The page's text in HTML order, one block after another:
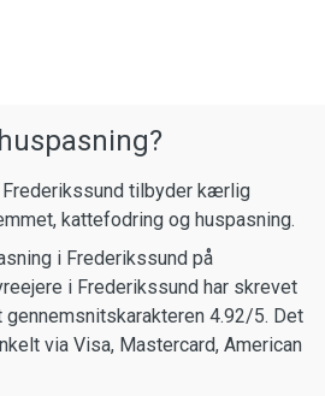
tilbyder kærlig
kattefodring og huspasning.
i Frederikssund på
i Frederikssund har skrevet
4.92/5. Det
via Visa, Mastercard, American